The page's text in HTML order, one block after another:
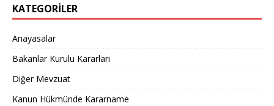
KATEGORILER
Anayasalar
Bakanlar Kurulu Kararları
Diğer Mevzuat
Kanun Hükmünde Kararname